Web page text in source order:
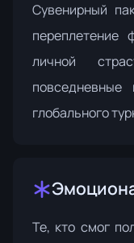
Сувенирный
переплетение
личной
глобального
Те, кто смог